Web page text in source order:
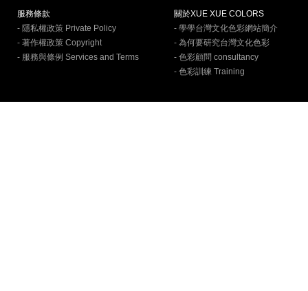
服務條款
- 隱私權政策 Private Policy
- 著作權政策 Copyright
- 服務與條例 Services and Terms
關於XUE XUE COLORS
- 學學台灣文化色彩網站簡介
- 為何要研究台灣文化色彩
- 色彩顧問 consultancy
- 色彩訓練 Training